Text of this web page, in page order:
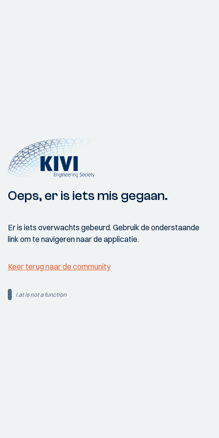
Oeps, er is iets mis gegaan.
Er is iets overwachts gebeurd. Gebruik de onderstaande
link om te navigeren naar de applicatie.
Keer terug naar de community
i.at is not a function